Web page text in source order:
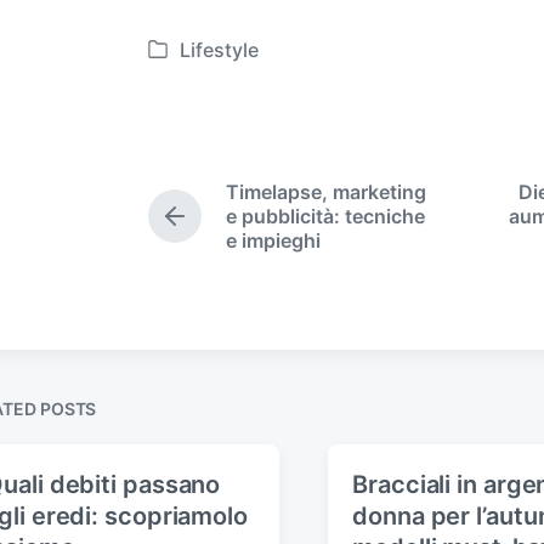
P
d
Lifestyle
P
r
t
:
Timelapse, marketing
e pubblicità: tecniche
e impieghi
POSTS
debiti passano
eredi: scopriamolo
Bracciali in
donna per